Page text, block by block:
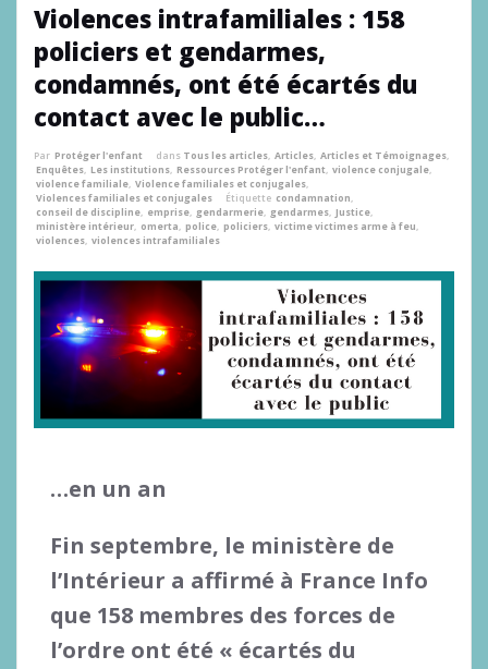
Violences intrafamiliales : 158
policiers et gendarmes,
condamnés, ont été écartés du
contact avec le public…
Par Protéger l'enfant dans Tous les articles, Articles, Articles et Témoignages,
Enquêtes, Les institutions, Ressources Protéger l'enfant, violence conjugale,
violence familiale, Violence familiales et conjugales,
Violences familiales et conjugales
Étiquette condamnation,
conseil de discipline, emprise, gendarmerie, gendarmes, Justice,
ministère intérieur, omerta, police, policiers, victime victimes arme à feu,
violences, violences intrafamiliales
…en un an
Fin septembre, le ministère de
l’Intérieur a affirmé à France Info
que 158 membres des forces de
l’ordre ont été « écartés du